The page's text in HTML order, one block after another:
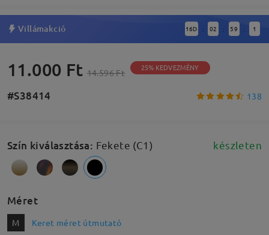
Villámakció 16D : 02 : 59 : 0
11.000 Ft 14.596 Ft 25% KEDVEZMÉNY
#S38414 138
Szín kiválasztása: Fekete (C1) készleten
Méret
M Keret méret útmutató